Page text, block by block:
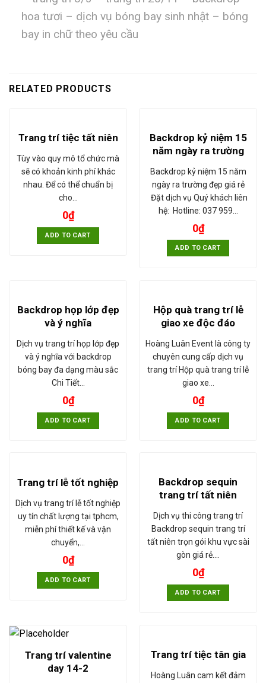
hoa tươi – dịch vụ bóng bay sinh nhật – bóng
bay in chữ theo yêu cầu
RELATED PRODUCTS
Trang trí tiệc tất niên
Tùy vào quy mô tổ chức mà
sẽ có khoản kinh phí khác
nhau. Để có thể chuẩn bị
cho…
0₫
ADD TO CART
Backdrop kỷ niệm 15
năm ngày ra trường
Backdrop kỷ niệm 15 năm
ngày ra trường đẹp giá rẻ
Đặt dịch vụ Quý khách liên
hệ: Hotline: 037 959…
0₫
ADD TO CART
Backdrop họp lớp đẹp
và ý nghĩa
Dịch vụ trang trí họp lớp đẹp
và ý nghĩa với backdrop
bóng bay đa dạng màu sắc
Chi Tiết…
0₫
ADD TO CART
Hộp quà trang trí lễ
giao xe độc đáo
Hoàng Luân Event là công ty
chuyên cung cấp dịch vụ
trang trí Hộp quà trang trí lễ
giao xe…
0₫
ADD TO CART
Trang trí lễ tốt nghiệp
Dịch vụ trang trí lễ tốt nghiệp
uy tín chất lượng tại tphcm,
miễn phí thiết kế và vận
chuyển,…
0₫
ADD TO CART
Backdrop sequin
trang trí tất niên
Dịch vụ thi công trang trí
Backdrop sequin trang trí
tất niên trọn gói khu vực sài
gòn giá rẻ.…
0₫
ADD TO CART
Trang trí valentine
day 14-2
Trang trí tiệc tân gia
Hoàng Luân cam kết đảm